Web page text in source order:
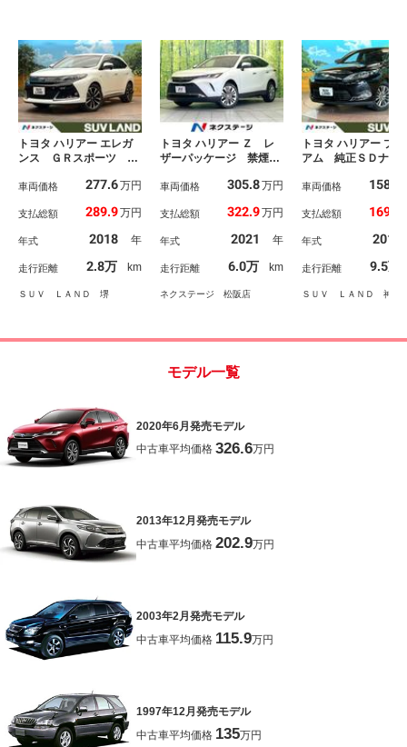
トヨタ ハリアー エレガ
ンス ＧＲスポーツ 純
ル－フ バックカメラ
ザーシート トヨタセー
クルーズ 禁煙車 ドラ
レコ スマートキー Ｌ
ＥＤヘッド ビルトイン
ＥＴＣ
車両価格 277.6万円
支払総額 289.9万円
年式 2018 年
走行距離 2.8万 km
ＳＵＶ ＬＡＮＤ 堺
トヨタ ハリアー Ｚ レ
ザーパッケージ 禁煙
ビ 全周囲カメラ ブラ
ー 衝突被害軽減システ
電動リアゲート レザー
シート 前席シートエア
コン ドラレコ コーナ
ーセンサー スマートキ
ー
車両価格 305.8万円
支払総額 322.9万円
年式 2021 年
走行距離 6.0万 km
ネクステージ 松阪店
トヨタ ハリアー プ
アム 純正ＳＤナ
減システム 禁煙
ート ドラレコ ス
ＥＴＣ２．０ クル
ン 純正１８インチ
ミ オートライト
車両価格 158.2
支払総額 169.8
年式 2017
走行距離 9.5万
ＳＵＶ ＬＡＮＤ 神戸
モデル一覧
2020年6月発売モデル
中古車平均価格 326.6万円
2013年12月発売モデル
中古車平均価格 202.9万円
2003年2月発売モデル
中古車平均価格 115.9万円
1997年12月発売モデル
中古車平均価格 135万円